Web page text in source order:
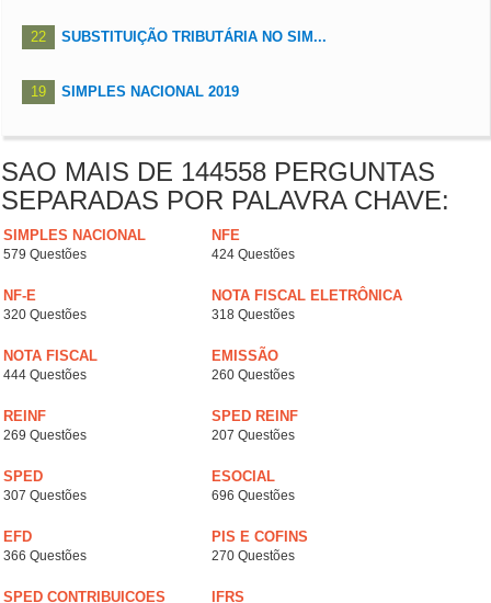
22 SUBSTITUIÇÃO TRIBUTÁRIA NO SIM...
19 SIMPLES NACIONAL 2019
SAO MAIS DE 144558 PERGUNTAS
SEPARADAS POR PALAVRA CHAVE:
SIMPLES NACIONAL
579 Questões
NFE
424 Questões
NF-E
320 Questões
NOTA FISCAL ELETRÔNICA
318 Questões
NOTA FISCAL
444 Questões
EMISSÃO
260 Questões
REINF
269 Questões
SPED REINF
207 Questões
SPED
307 Questões
ESOCIAL
696 Questões
EFD
366 Questões
PIS E COFINS
270 Questões
SPED CONTRIBUICOES IFRS